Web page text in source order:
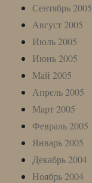
Сентябрь 2005
Август 2005
Июль 2005
Июнь 2005
Май 2005
Апрель 2005
Март 2005
Февраль 2005
Январь 2005
Декабрь 2004
Ноябрь 2004